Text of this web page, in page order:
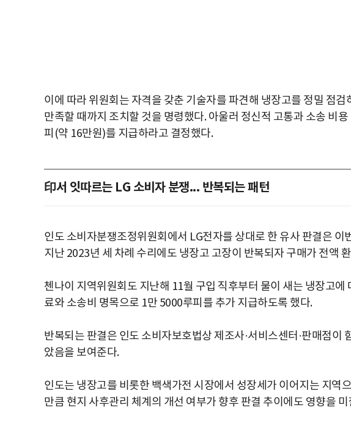
이에 따라 위원회는 자격을 갖춘 기술자를 파견해 냉장고를 정밀 점
만족할 때까지 조치할 것을 명령했다. 아울러 정신적 고통과 소송 비
피(약 16만원)를 지급하라고 결정했다.
印서 잇따르는 LG 소비자 분쟁... 반복되는 패턴
인도 소비자분쟁조정위원회에서 LG전자를 상대로 한 유사 판결은
지난 2023년 세 차례 수리에도 냉장고 고장이 반복되자 구매가 전액
첸나이 지역위원회도 지난해 11월 구입 직후부터 물이 새는 냉장고
료와 소송비 명목으로 1만 5000루피를 추가 지급하도록 했다.
반복되는 판결은 인도 소비자보호법상 제조사·서비스센터·판매점이
았음을 보여준다.
인도는 냉장고를 비롯한 백색가전 시장에서 성장세가 이어지는 지역
만큼 현지 사후관리 체계의 개선 여부가 향후 판결 추이에도 영향을